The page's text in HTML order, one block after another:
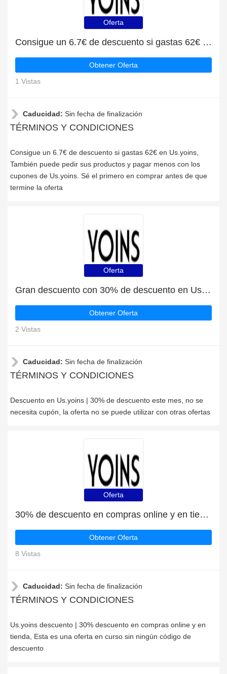
Oferta
Consigue un 6.7€ de descuento si gastas 62€ en Us.yoins
Obtener Oferta
1 Vistas
Caducidad: Sin fecha de finalización
TÉRMINOS Y CONDICIONES
Consigue un 6.7€ de descuento si gastas 62€ en Us.yoins,
También puede pedir sus productos y pagar menos con los
cupones de Us.yoins. Sé el primero en comprar antes de que
termine la oferta
Oferta
Gran descuento con 30% de descuento en Us.yoins
Obtener Oferta
2 Vistas
Caducidad: Sin fecha de finalización
TÉRMINOS Y CONDICIONES
Descuento en Us.yoins | 30% de descuento este mes, no se
necesita cupón, la oferta no se puede utilizar con otras ofertas
Oferta
30% de descuento en compras online y en tienda
Obtener Oferta
8 Vistas
Caducidad: Sin fecha de finalización
TÉRMINOS Y CONDICIONES
Us.yoins descuento | 30% descuento en compras online y en
tienda, Esta es una oferta en curso sin ningún código de
descuento